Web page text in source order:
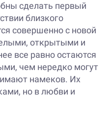
сделать первый
близкого
совершенно с новой
открытыми и
все равно остаются
чем нередко могут
намеков. Их
но в любви и